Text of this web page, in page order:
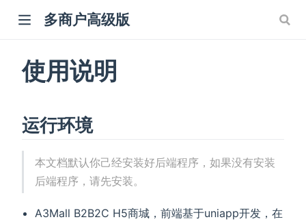
多商户高级版
使用说明
运行环境
本文档默认你己经安装好后端程序，如果没有安装
后端程序，请先安装。
A3Mall B2B2C H5商城，前端基于uniapp开发，在